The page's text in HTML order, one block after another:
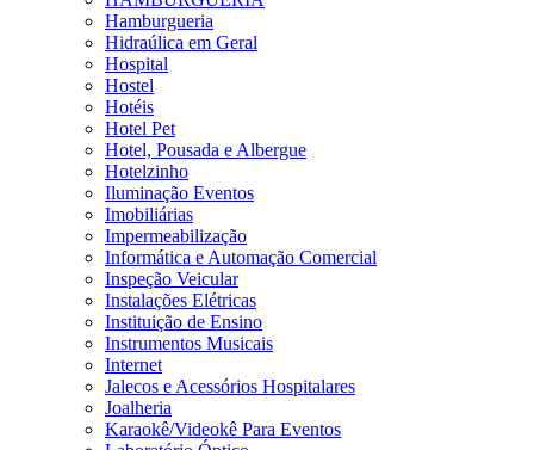
Hamburgueria
Hidraúlica em Geral
Hospital
Hostel
Hotéis
Hotel Pet
Hotel, Pousada e Albergue
Hotelzinho
Iluminação Eventos
Imobiliárias
Impermeabilização
Informática e Automação Comercial
Inspeção Veicular
Instalações Elétricas
Instituição de Ensino
Instrumentos Musicais
Internet
Jalecos e Acessórios Hospitalares
Joalheria
Karaokê/Videokê Para Eventos